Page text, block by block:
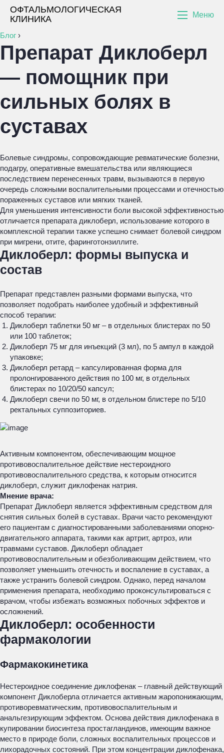
ОФТАЛЬМОЛОГИЧЕСКАЯ
КЛИНИКА
Меню
Блог ›
Препарат Диклоберл
— помощник при
сильных болях в
суставах
Болевые синдромы, сопровождающие ревматические болезни,
подагру, оперативные вмешательства или являющиеся
последствием перенесенных травм, вызываются в первую
очередь сложными воспалительными процессами и отечностью
пораженных суставов или мягких тканей.
Для уменьшения интенсивности боли высокой эффективностью
отличается препарата диклоберл, использование которого в
комплексной терапии также успешно снимает болевой синдром
при мигрени, отите, фаринготонзиллите.
Диклоберл: формы выпуска и
состав
Препарат представлен разными формами выпуска, что
позволяет подобрать наиболее удобный и эффективный
способ терапии:
Диклоберл таблетки 50 мг – в отдельных блистерах по 50
или 100 таблеток;
Диклоберл 75 мг для инъекций (3 мл), по 5 ампул в каждой
упаковке;
Диклоберл ретард – капсулированная форма для
пролонгированного действия по 100 мг, в отдельных
блистерах по 10/20/50 капсул;
Диклоберл свечи по 50 мг, в отдельном блистере по 5/10
ректальных суппозиториев.
Активным компонентом, обеспечивающим мощное
противовоспалительное действие нестероидного
противовоспалительного средства, к которым относится
диклоберл, служит диклофенак натрия.
Мнение врача:
Препарат Диклоберл является эффективным средством для
снятия сильных болей в суставах. Врачи часто рекомендуют
его пациентам с диагностированными заболеваниями опорно-
двигательного аппарата, такими как артрит, артроз, или
травмами суставов. Диклоберл обладает
противовоспалительным и обезболивающим действием, что
позволяет уменьшить отечность и воспаление в суставах, а
также устранить болевой синдром. Однако, перед началом
применения препарата, необходимо проконсультироваться с
врачом, чтобы избежать возможных побочных эффектов и
осложнений.
Диклоберл: особенности
фармакологии
Фармакокинетика
Нестероидное соединение диклофенак – главный действующий
компонент Диклоберла отличается активным жаропонижающим,
противоревматическим, противовоспалительным и
анальгезирующим эффектом. Основа действия диклофенака в
купировании биосинтеза простагландинов, имеющим важное
место в природе боли, сложных воспалительных процессов и
лихорадочных состояний. При этом концентрации диклофенака,